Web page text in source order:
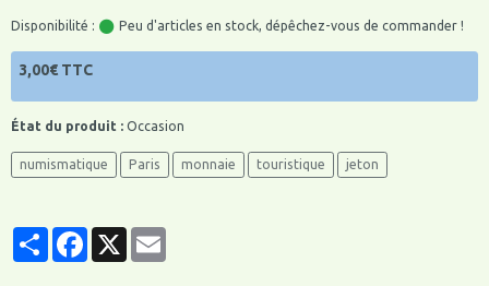
Disponibilité : Peu d'articles en stock, dépêchez-vous de commander !
3,00€ TTC
État du produit : Occasion
numismatique Paris monnaie touristique jeton
PartagerFacebook